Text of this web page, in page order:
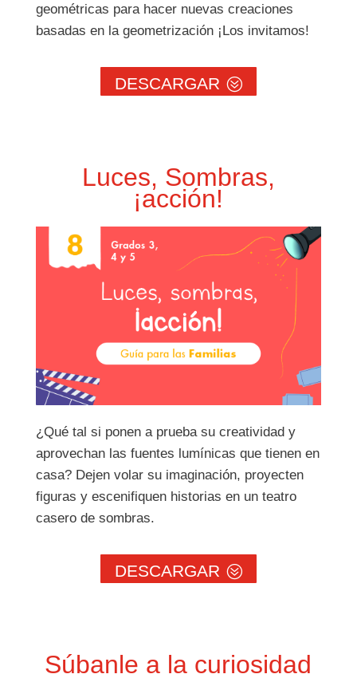
geométricas para hacer nuevas creaciones
basadas en la geometrización ¡Los invitamos!
DESCARGAR
Luces, Sombras,
¡acción!
¿Qué tal si ponen a prueba su creatividad y
aprovechan las fuentes lumínicas que tienen en
casa? Dejen volar su imaginación, proyecten
figuras y escenifiquen historias en un teatro
casero de sombras.
DESCARGAR
Súbanle a la curiosidad